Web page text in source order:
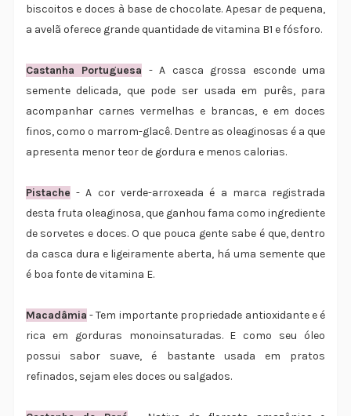
biscoitos e doces à base de chocolate. Apesar de pequena,
a avelã oferece grande quantidade de vitamina B1 e fósforo.
Castanha Portuguesa - A casca grossa esconde uma
semente delicada, que pode ser usada em purês, para
acompanhar carnes vermelhas e brancas, e em doces
finos, como o marrom-glacê. Dentre as oleaginosas é a que
apresenta menor teor de gordura e menos calorias.
Pistache - A cor verde-arroxeada é a marca registrada
desta fruta oleaginosa, que ganhou fama como ingrediente
de sorvetes e doces. O que pouca gente sabe é que, dentro
da casca dura e ligeiramente aberta, há uma semente que
é boa fonte de vitamina E.
Macadâmia - Tem importante propriedade antioxidante e é
rica em gorduras monoinsaturadas. E como seu óleo
possui sabor suave, é bastante usada em pratos
refinados, sejam eles doces ou salgados.